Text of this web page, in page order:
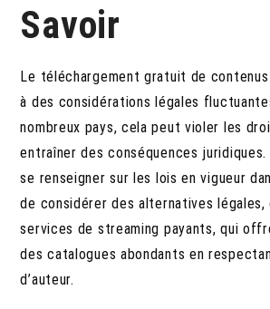
Savoir
Le téléchargement gratuit de
à des considérations légales
nombreux pays, cela peut violer les
entraîner des conséquences
se renseigner sur les lois en vigueur
de considérer des alternatives légales,
services de streaming payants, qui
des catalogues abondants en
d’auteur.